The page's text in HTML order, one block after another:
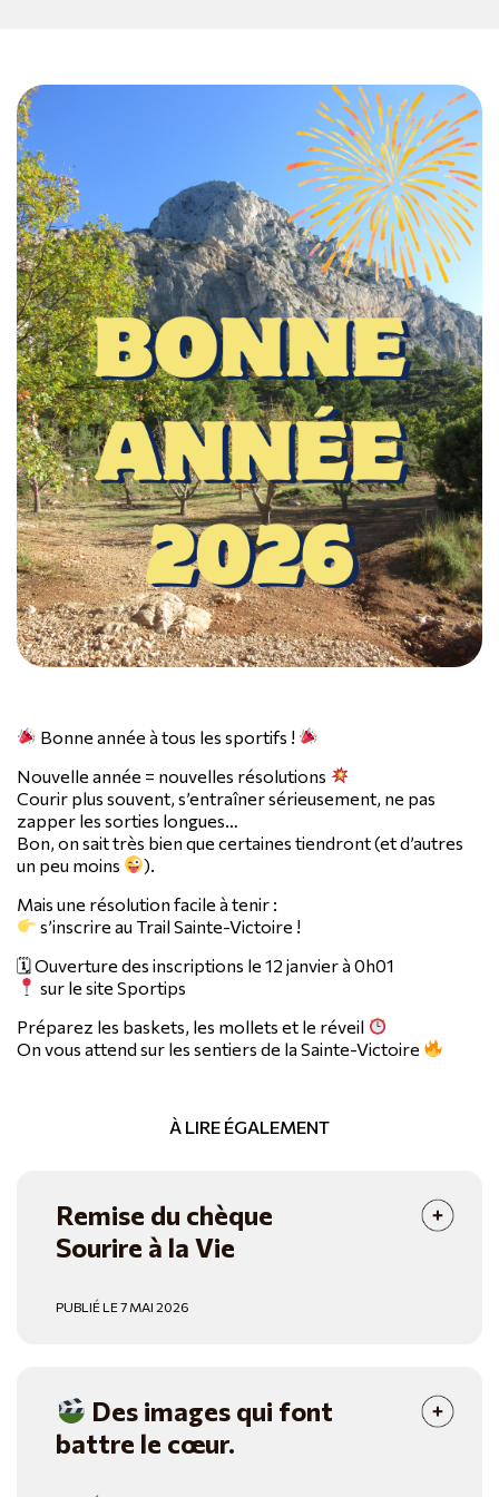
Bonne année à tous les sportifs !
Nouvelle année = nouvelles résolutions
Courir plus souvent, s’entraîner sérieusement, ne pas
zapper les sorties longues…
Bon, on sait très bien que certaines tiendront (et d’autres
un peu moins
).
Mais une résolution facile à tenir :
s’inscrire au Trail Sainte-Victoire !
🗓 Ouverture des inscriptions le 12 janvier à 0h01
sur le site Sportips
Préparez les baskets, les mollets et le réveil
On vous attend sur les sentiers de la Sainte-Victoire
À LIRE ÉGALEMENT
Remise du chèque
Sourire à la Vie
PUBLIÉ LE 7 MAI 2026
Des images qui font
battre le cœur.